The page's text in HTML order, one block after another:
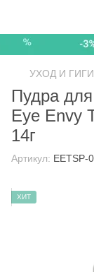
УХОД И
Пудра
Eye Envy
14г
Артикул: EETSP-
ХИТ